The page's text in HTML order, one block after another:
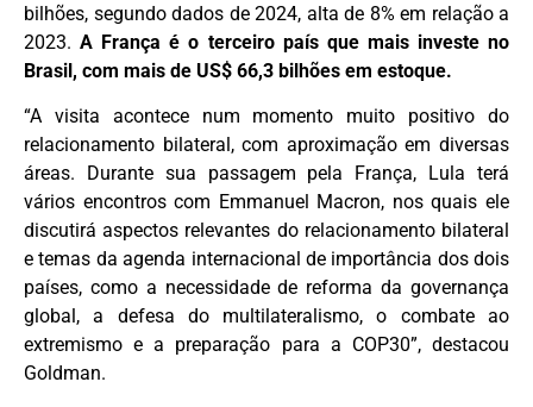
bilhões, segundo dados de 2024, alta de 8% em relação a
2023.A França é o terceiro país que mais investe no
Brasil, com mais de US$ 66,3 bilhões em estoque.
“A visita acontece num momento muito positivo do
relacionamento bilateral, com aproximação em diversas
áreas. Durante sua passagem pela França, Lula terá
vários encontros com Emmanuel Macron, nos quais ele
discutirá aspectos relevantes do relacionamento bilateral
e temas da agenda internacional de importância dos dois
países, como a necessidade de reforma da governança
global, a defesa do multilateralismo, o combate ao
extremismo e a preparação para a COP30”, destacou
Goldman.